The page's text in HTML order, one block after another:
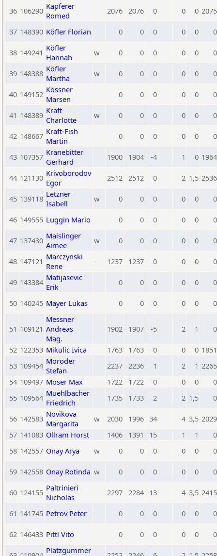
36 106290 Kapferer
Romed
2076 2076 0 0 0 2075
37 148390 Köfler Florian 0 0 0 0 0 0
38 149241 Köfler
Hannah
w 0 0 0 0 0 0
39 148388 Köfler
Martha
w 0 0 0 0 0 0
40 149152 Kössner
Marsen
0 0 0 0 0 0
41 148389 Kraft
Charlotte
w 0 0 0 0 0 0
42 148667 Kraft-Fish
Martin
0 0 0 0 0 0
43 107357 Kranebitter
Gerhard
1900 1904 -4 1 0 1964
44 121130 Krivoborodov
Egor
2512 2512 0 2 1,5 2536
45 139118 Letzner
Isabell
w 0 0 0 0 0 0
46 149555 Luggin Mario 0 0 0 0 0 0
47 137430 Maislinger
Aimee
w 0 0 0 0 0 0
48 147121 Marczynski
Rene
- 1237 1237 0 0 0 0
49 143384 Matijasevic
Erik
0 0 0 0 0 0
50 140245 Mayer Lukas 0 0 0 0 0 0
51 109121
Messner
Andreas
Mag.
1902 1907 -5 2 1 0
52 122353 Mikulic Ivica 1763 1763 0 0 0 1851
53 109454 Moroder
Stefan
2237 2236 1 2 1 2265
54 109497 Moser Max 1722 1722 0 0 0
0
55 109564 Muehlbacher
Friedrich
1735 1733 2 2 1,5 0
56 142583 Novikova
Margarita
w 2030 1996 34 4 3,5 2029
57 141083 Ollram Horst 1406 1391 15 1 1
0
58 142557 Onay Arya w 0 0 0 0 0 0
59 142558 Onay Rotinda w 0 0 0 0 0 0
60 124155 Paltrinieri
Nicholas
2297 2284 13 4 3,5 2415
61 141745 Petrov Peter 0 0 0 0 0 0
62 146433 Pittl Vito 0 0 0 0 0 0
Platzgummer